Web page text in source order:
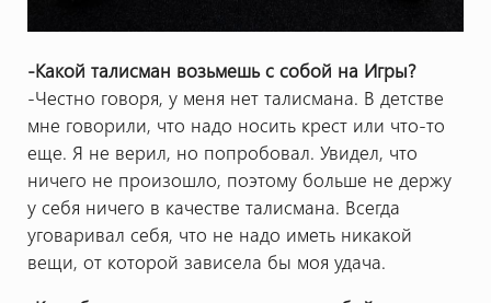
-Какой талисман возьмешь с собой на Игры?
-Честно говоря, у меня нет талисмана. В детстве
мне говорили, что надо носить крест или что-то
еще. Я не верил, но попробовал. Увидел, что
ничего не произошло, поэтому больше не держу
у себя ничего в качестве талисмана. Всегда
уговаривал себя, что не надо иметь никакой
вещи, от которой зависела бы моя удача.